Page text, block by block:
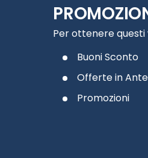
Per ottenere
Buoni Sconto
Offerte in
Promozioni